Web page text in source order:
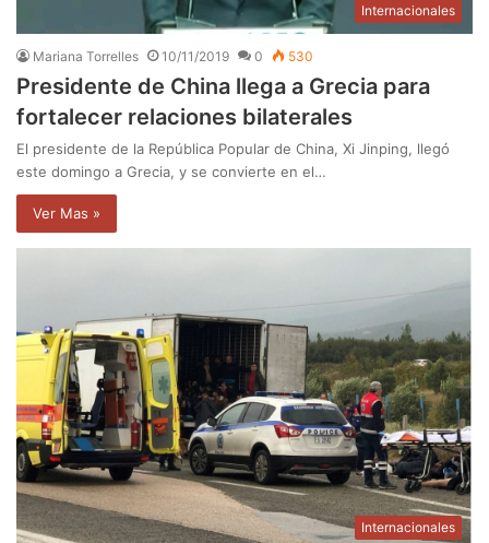
Internacionales
Mariana Torrelles 10/11/2019 0 530
Presidente de China llega a Grecia para
fortalecer relaciones bilaterales
El presidente de la República Popular de China, Xi Jinping, llegó
este domingo a Grecia, y se convierte en el…
Ver Mas »
Internacionales